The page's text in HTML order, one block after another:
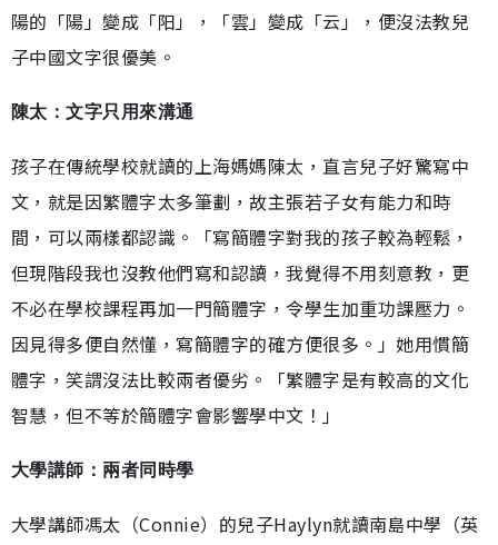
陽的「陽」變成「阳」，「雲」變成「云」，便沒法教兒
子中國文字很優美。
陳太：文字只用來溝通
孩子在傳統學校就讀的上海媽媽陳太，直言兒子好驚寫中
文，就是因繁體字太多筆劃，故主張若子女有能力和時
間，可以兩樣都認識。「寫簡體字對我的孩子較為輕鬆，
但現階段我也沒教他們寫和認讀，我覺得不用刻意教，更
不必在學校課程再加一門簡體字，令學生加重功課壓力。
因見得多便自然懂，寫簡體字的確方便很多。」她用慣簡
體字，笑謂沒法比較兩者優劣。「繁體字是有較高的文化
智慧，但不等於簡體字會影響學中文！」
大學講師：兩者同時學
大學講師馮太（Connie）的兒子Haylyn就讀南島中學（英